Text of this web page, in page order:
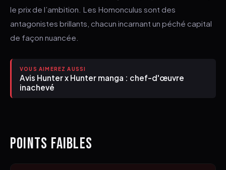
le prix de l’ambition. Les Homonculus sont des
antagonistes brillants, chacun incarnant un péché capital
de façon nuancée.
VOUS AIMEREZ AUSSI
Avis Hunter x Hunter manga : chef-d'œuvre
inachevé
POINTS FAIBLES